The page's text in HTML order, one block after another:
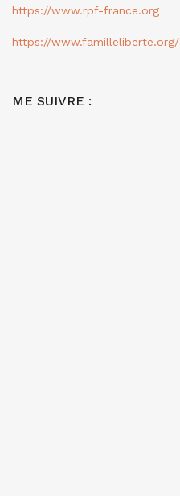
https://www.rpf-france.org
https://www.familleliberte.org/
ME SUIVRE :